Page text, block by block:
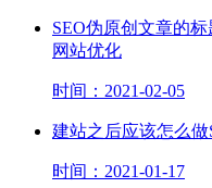
SEO伪原创文章的
网站优化
时间：2021-02-05
建站之后应该怎么做
时间：2021-01-17